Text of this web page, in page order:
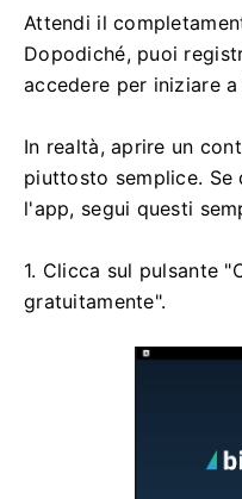
Attendi il
Dopodiché, puoi
accedere per iniziare
In realtà, aprire un
piuttosto semplice.
l'app, segui questi
1. Clicca sul pulsante
gratuitamente".